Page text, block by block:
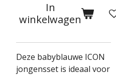
In
winkelwagen
Deze babyblauwe ICON
jongensset is ideaal voor